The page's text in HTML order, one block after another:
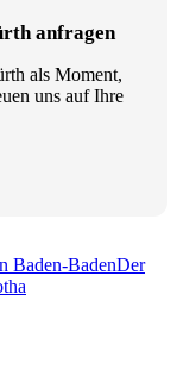
anfragen
als Moment,
uns auf Ihre
Baden-BadenDer